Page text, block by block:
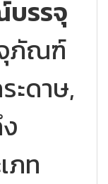
รรจุ
ภัณฑ์
ะดาษ,
ภท